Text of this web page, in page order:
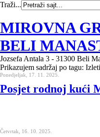
Traži...
MIROVNA
BELI
Jozsefa Antala 3 - 31300 Beli
Prikazujem sadržaj po tagu: Izleti
Ponedjeljak, 17. 11. 2025.
Posjet rodnoj kući
Četvrtak, 16. 10. 2025.